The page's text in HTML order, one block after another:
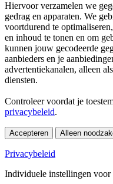
Hiervoor verzamelen we
gedrag en apparaten. We
voortdurend te
en inhoud te tonen en om
kunnen jouw gecodeerde
aanbieders en je
advertentiekanalen, alleen
diensten.
Controleer voordat je
privacybeleid.
Accepteren Alleen
Privacybeleid
Individuele instellingen voor